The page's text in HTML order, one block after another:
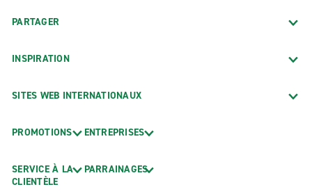
PARTAGER
INSPIRATION
SITES WEB INTERNATIONAUX
PROMOTIONS
SERVICE À LA
CLIENTÈLE
ENTREPRISES
PARRAINAGES